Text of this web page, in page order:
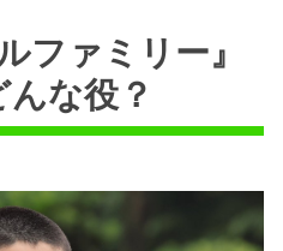
ファミリー』
な役？